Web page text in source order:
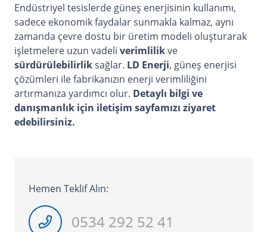
Endüstriyel tesislerde güneş enerjisinin kullanımı,
sadece ekonomik faydalar sunmakla kalmaz, aynı
zamanda çevre dostu bir üretim modeli oluşturarak
işletmelere uzun vadeli verimlilikve
sürdürülebilirliksağlar. LD Enerji, güneş enerjisi
çözümleri ile fabrikanızın enerji verimliliğini
artırmanıza yardımcı olur. Detaylı bilgi ve
danışmanlık için iletişim sayfamızı ziyaret
edebilirsiniz.
Hemen Teklif Alın:
0534 292 52 41